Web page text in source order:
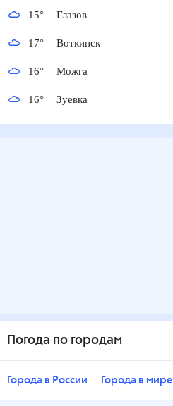
15° Глазов
17° Воткинск
16° Можга
16° Зуевка
Погода по городам
Города в России Города в мире